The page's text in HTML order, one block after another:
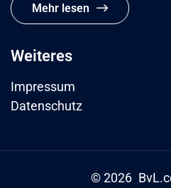
Mehr lesen
Weiteres
Impressum
Datenschutz
© 2026